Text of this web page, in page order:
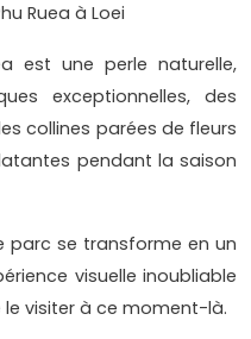
Ruea à Loei
est une perle naturelle,
exceptionnelles, des
collines parées de fleurs
pendant la saison
parc se transforme en un
visuelle inoubliable
visiter à ce moment-là.